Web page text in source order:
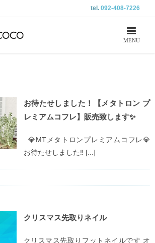
tel. 092-408-7226
お待たせしました！【メタトロン プ
レミアムコフレ】販売致します✨
💎MTメタトロンプレミアムコフレ💎
お待たせしました‼ [...]
クリスマス先取りネイル
クリスマス先取りフットネイルです オ